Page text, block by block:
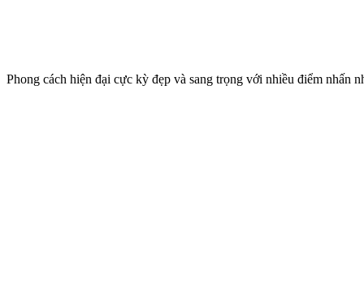
Phong cách hiện đại cực kỳ đẹp và sang trọng với nhiều điểm nhấn